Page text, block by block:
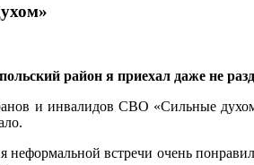
район я приехал даже не
и инвалидов СВО «Сильные
встречи очень